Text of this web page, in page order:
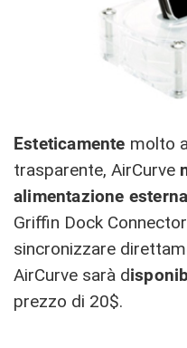
Esteticamente molto
trasparente, AirCurve
alimentazione esterna
Griffin Dock
sincronizzare
AirCurve sarà d
prezzo di 20$.